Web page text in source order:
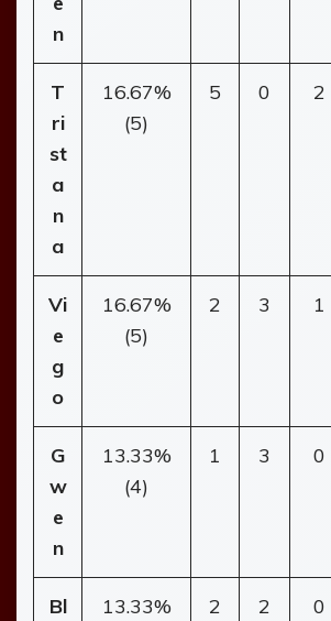
n
T
ri
st
a
n
a
16.67%
(5)
5 0 2
Vi
e
g
o
16.67%
(5)
2 3 1
G
w
e
n
13.33%
(4)
1 3 0
Bl
13.33%
2 2 0